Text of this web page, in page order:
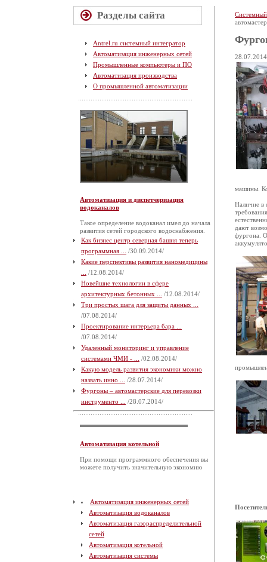
Разделы сайта
Antrel.ru системный интегратор
Автоматизация инженерных сетей
Промышленные компьютеры и ПО
Автоматизация производства
О промышленной автоматизации
Автоматизация и диспетчеризация
водоканалов
Такое определение водоканал имел до начала
развития сетей городского водоснабжения.
Как бизнес центр северная башня теперь
программная ...
/30.09.2014/
Какие перспективы развития наномедицины
/12.08.2014/
Новейшие технологии в сфере
архитектурных бетонных ...
/12.08.2014/
Три простых шага для защиты данных ...
/07.08.2014/
Проектирование интерьера бара ...
/07.08.2014/
Удаленный мониторинг и управление
системами ЧМИ - ...
/02.08.2014/
Какую модель развития экономики можно
назвать инно ...
/28.07.2014/
Фургоны – автомастерские для перевозки
инструменто ...
/28.07.2014/
Автоматизация котельной
При помощи программного обеспечения вы
можете получить значительную экономию
Автоматизация инженерных сетей
Автоматизация водоканалов
Автоматизация газораспределительной
сетей
Автоматизация котельной
Автоматизация системы
машины.
Наличие в
дают
фургона.